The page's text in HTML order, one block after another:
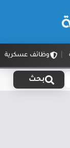
وظائف عسكرية
بحث